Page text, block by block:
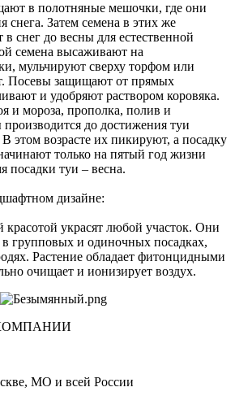
в полотняные мешочки, где они
снега. Затем семена в этих же
снег до весны для естественной
семена высаживают на
мульчируют сверху торфом или
Посевы защищают от прямых
и удобряют раствором коровяка.
и мороза, прополка, полив и
до достижения туи
В этом возрасте их пикируют, а посадку
только на пятый год жизни
посадки туи – весна.
дизайне:
красотой украсят любой участок. Они
в групповых и одиночных посадках,
Растение обладает фитонцидными
очищает и ионизирует воздух.
МО и всей России